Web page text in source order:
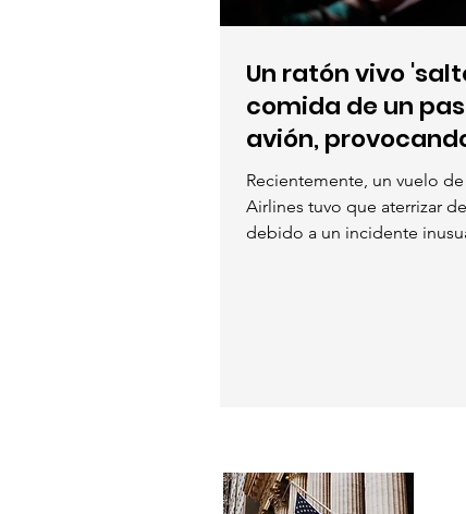
Un ratón vivo
comida de un
avión,
del vuelo
Recientemente, un vuelo
Airlines tuvo que aterrizar
debido a un incidente